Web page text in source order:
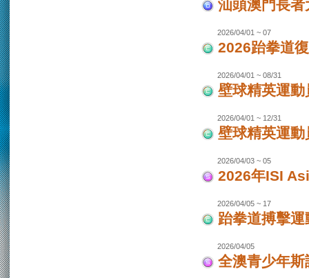
汕頭澳門長
2026/04/01 ~ 07
2026跆拳道
2026/04/01 ~ 08/31
壁球精英運
2026/04/01 ~ 12/31
壁球精英運
2026/04/03 ~ 05
2026年ISI
2026/04/05 ~ 17
跆拳道搏擊
2026/04/05
全澳青少年